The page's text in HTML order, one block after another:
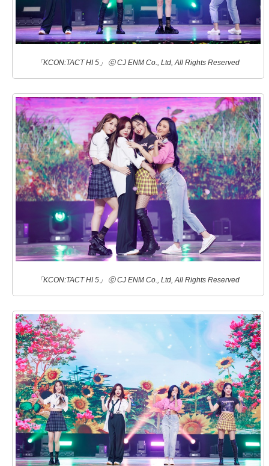
「KCON:TACT HI 5」 ⓒ CJ ENM Co., Ltd, All Rights Reserved
「KCON:TACT HI 5」 ⓒ CJ ENM Co., Ltd, All Rights Reserved